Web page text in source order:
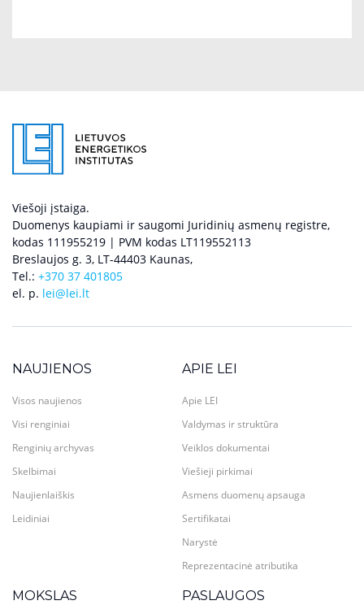
Viešoji įstaiga.
Duomenys kaupiami ir saugomi Juridinių asmenų registre,
kodas 111955219 | PVM kodas LT119552113
Breslaujos g. 3, LT-44403 Kaunas,
Tel.: +370 37 401805
el. p. lei@lei.lt
NAUJIENOS
Visos naujienos
Visi renginiai
Renginių archyvas
Skelbimai
Naujienlaiškis
Leidiniai
APIE LEI
Apie LEI
Valdymas ir struktūra
Veiklos dokumentai
Viešieji pirkimai
Asmens duomenų apsauga
Sertifikatai
Narystė
Reprezentacinė atributika
MOKSLAS PASLAUGOS